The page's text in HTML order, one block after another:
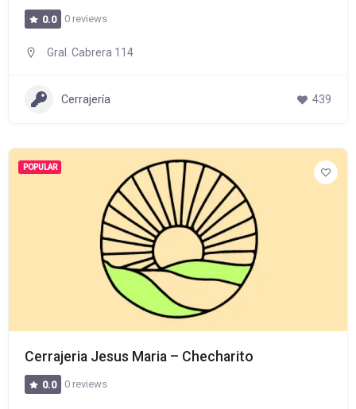
0.0 0 reviews
Gral. Cabrera 114
Cerrajería 439
POPULAR
Cerrajeria Jesus Maria – Checharito
0.0 0 reviews